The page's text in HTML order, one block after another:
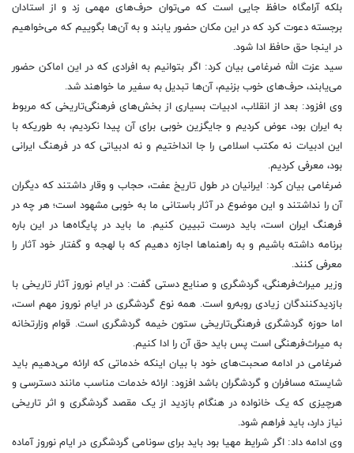
بلکه آرامگاه حافظ جایی است که می‌توان حرف‌های مهمی زد و از استادان
برجسته دعوت کرد که در این مکان حضور یابند و به آن‌ها بگوییم که می‌خواهیم
در اینجا حق حافظ ادا شود.
سید عزت الله ضرغامی بیان کرد: اگر بتوانیم به افرادی که در این اماکن حضور
می‌یابند، حرف‌های خوب بزنیم، آن‌ها تبدیل به سفیر ما خواهند شد.
وی افزود: بعد از انقلاب، ادبیات بسیاری از بخش‌های فرهنگی‌تاریخی که مربوط
به ایران بود، عوض کردیم و جایگزین خوبی برای آن پیدا نکردیم، به طوریکه با
این ادبیات نه مکتب اسلامی را جا انداختیم و نه ادبیاتی که در فرهنگ ایرانی
بود، معرفی کردیم.
ضرغامی بیان کرد: ایرانیان در طول تاریخ عفت، حجاب و وقار داشتند که دیگران
آن را نداشتند و این موضوع در آثار باستانی ما به خوبی مشهود است؛ هر چه در
فرهنگ ایران است، باید درست تبیین کنیم. ما باید در پایگاه‌ها در این باره
برنامه داشته باشیم و به راهنما‌ها اجازه دهیم که با لهجه و گفتار خود آثار را
معرفی کنند.
وزیر میراث‌فرهنگی، گردشگری و صنایع دستی گفت: در ایام نوروز آثار تاریخی با
بازدیدکنندگان زیادی روبه‌رو است. همه نوع گردشگری در ایام نوروز مهم است،
اما حوزه گردشگری فرهنگی‌تاریخی ستون خیمه گردشگری است. قوام وزارتخانه
به میراث‌فرهنگی است پس باید حق آن را ادا کنیم.
ضرغامی در ادامه صحبت‌های خود با بیان اینکه خدماتی که ارائه می‌دهیم باید
شایسته مسافران و گردشگران باشد افزود: ارائه خدمات مناسب مانند دسترسی و
هرچیزی که یک خانواده در هنگام بازدید از یک مقصد گردشگری و اثر تاریخی
نیاز دارد، باید فراهم شود.
وی ادامه داد: اگر شرایط مهیا بود باید برای سونامی گردشگری در ایام نوروز آماده